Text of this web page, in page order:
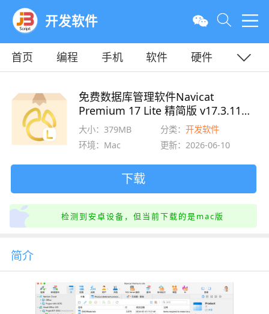
开发软件
首页 编程 手机 软件
硬件
免费数据库管理软件Navicat
Premium 17 Lite 精简版 v17.3.11
Mac官方中文版
大小：379MB 分类：开发软件
环境：Mac
更新：2026-06-10
下载
检测到安卓设备，但当前下载的是mac版
简介